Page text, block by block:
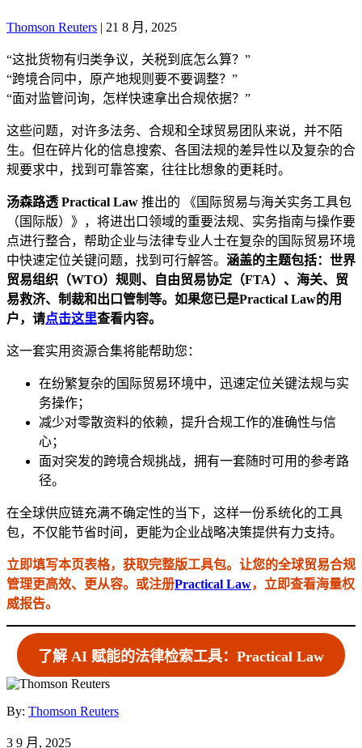
Thomson Reuters | 21 8 月, 2025
“这批货物有归类争议，关税到底怎么算？”
“跨境合同中，原产地规则要不要调整？”
“面对监管问询，怎样快速拿出合规依据？”
这些问题，对许多法务、合规和全球贸易团队来说，并不陌
生。但在碎片化的信息搜索、各国法规的差异性以及复杂的合
规要求中，找到可靠答案，往往比想象的更耗时。
汤森路透 Practical Law 推出的 《国际贸易与海关实务工具包
（国际版）》，将进出口领域的重要法规、实务指南与操作要
点进行整合，帮助企业与法律专业人士在复杂的国际贸易环境
中快速定位关键问题，找到可行解答。 涵盖的主题包括：世界
贸易组织（WTO）规则、自由贸易协定（FTA）、海关、贸
易救济、制裁和出口管制等。如果您已是Practical Law的用
户，请点击这里查看内容。
这一套实用资源合集将能帮助您：
在纷繁复杂的国际贸易环境中，迅速定位关键法规与实
务操作；
减少对零散资料的依赖，提升合规工作的准确性与信
心；
面对突发的跨境合规挑战，拥有一套随时可用的参考路
径。
在全球供应链充满不确定性的当下，这样一份系统化的工具
包，不仅能节省时间，更能为企业战略决策提供有力支持。
立即填写本页表格，获取完整版工具包。让您的全球贸易合规
管理更高效、更从容。或注册Practical Law，立即查看海量权
威报告。
了解 AI 赋能的法律检索工具：Practical Law
By: Thomson Reuters
3 9 月, 2025